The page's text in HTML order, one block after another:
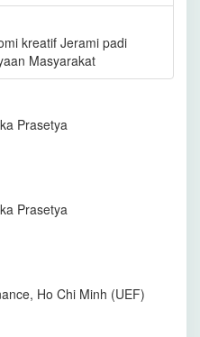
kreatif Jerami padi
Masyarakat
Prasetya
Prasetya
Ho Chi Minh (UEF)